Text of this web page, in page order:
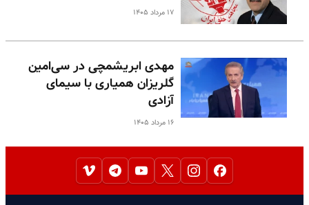
۱۷ مرداد ۱۴۰۵
مهدی ابریشمچی در سی‌امین
گلریزان همیاری با سیمای
آزادی
۱۶ مرداد ۱۴۰۵